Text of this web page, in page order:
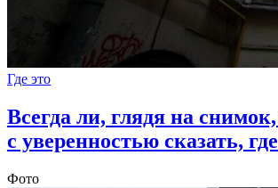
Где это
Всегда ли, глядя на
с уверенностью сказать,
Фото